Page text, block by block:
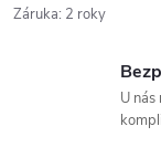
Záruka: 2 roky
U